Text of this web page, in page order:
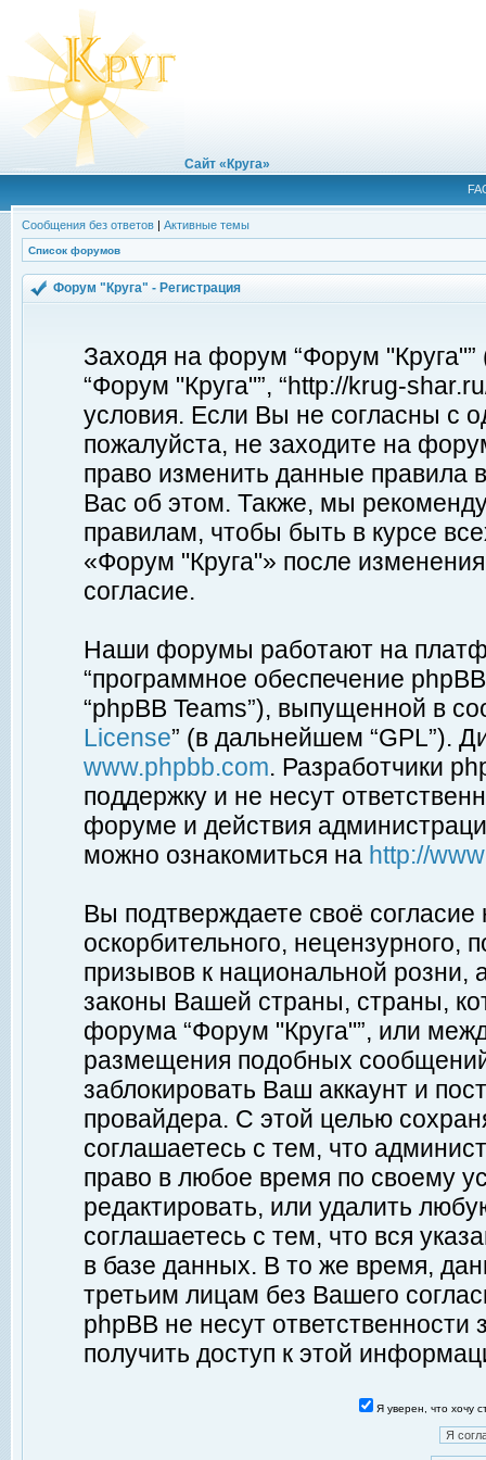
Сайт «Круга»
Сообщения без ответов | Активные темы
Список форумов
Форум "Круга" - Регистрация
Заходя на форум “Форум
“Форум "Круга"”, “http://krug-
условия. Если Вы не согласны с
пожалуйста, не заходите на
право изменить данные правила
Вас об этом. Также, мы
правилам, чтобы быть в курсе
«Форум "Круга"» после
согласие.
Наши форумы работают на
“программное обеспечение
“phpBB Teams”), выпущенной в
License” (в дальнейшем “GPL”).
www.phpbb.com. Разработчики
поддержку и не несут
форуме и действия
можно ознакомиться на http://
Вы подтверждаете своё
оскорбительного, нецензурного,
призывов к национальной
законы Вашей страны, страны,
форума “Форум "Круга"”, или
размещения подобных
заблокировать Ваш аккаунт и
провайдера. С этой целью
соглашаетесь с тем, что
право в любое время по своему
редактировать, или удалить
соглашаетесь с тем, что вся
в базе данных. В то же время,
третьим лицам без Вашего
phpBB не несут ответственности
получить доступ к этой
Я уверен, что хочу